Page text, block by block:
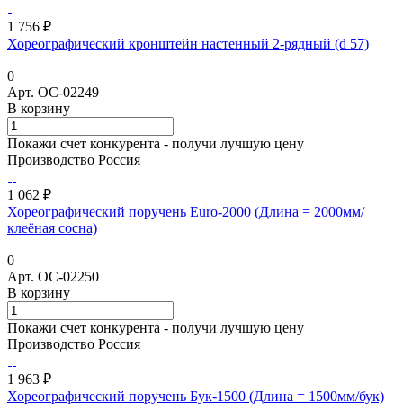
1 756 ₽
Хореографический кронштейн настенный 2-рядный (d 57)
0
Арт. ОС-02249
В корзину
Покажи счет конкурента - получи лучшую цену
Производство Россия
1 062 ₽
Хореографический поручень Euro-2000 (Длина = 2000мм/
клеёная сосна)
0
Арт. ОС-02250
В корзину
Покажи счет конкурента - получи лучшую цену
Производство Россия
1 963 ₽
Хореографический поручень Бук-1500 (Длина = 1500мм/бук)